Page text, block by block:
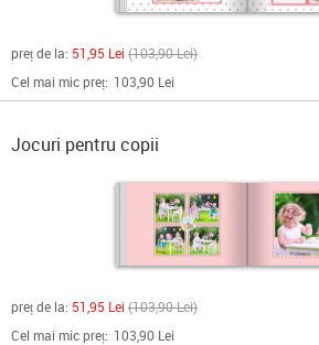
preț de la: 51,95 Lei 103,90 Lei
Cel mai mic preț: 103,90 Lei
Jocuri pentru copii
preț de la: 51,95 Lei 103,90 Lei
Cel mai mic preț: 103,90 Lei